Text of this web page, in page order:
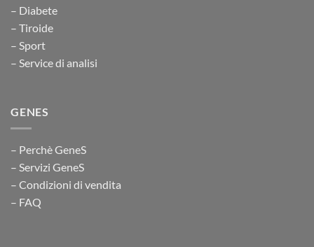
– Diabete
– Tiroide
– Sport
– Service di analisi
GENES
– Perchè GeneS
– Servizi GeneS
– Condizioni di vendita
– FAQ